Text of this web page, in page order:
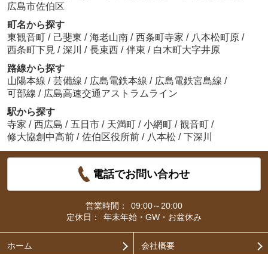
広島市佐伯区
町名から探す
東観音町 / 己斐東 / 海老山南 / 西条町寺家 / 八本松町原 /
西条町下見 / 深川 / 長束西 / 伴東 / 白木町大字井原
路線から探す
山陽本線 / 芸備線 / 広島電鉄本線 / 広島電鉄宮島線 /
可部線 / 広島高速交通アストラムライン
駅から探す
寺家 / 西広島 / 五日市 / 天満町 / 小網町 / 観音町 /
修大協創中高前 / 佐伯区役所前 / 八本松 / 下深川
電話でお問い合わせ
営業時間：
09:00～20:00
定休日：
年末年始・GW・お盆休み
ホーム 会社概要